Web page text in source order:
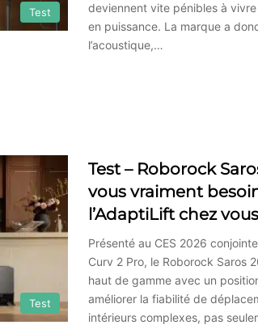
Test
deviennent vite pénibles à vivre
en puissance. La marque a
l’acoustique,…
Test
Test – Roborock
vous vraiment
l’AdaptiLift chez
Présenté au CES 2026
Curv 2 Pro, le Roborock Saros
haut de gamme avec un
améliorer la fiabilité de
intérieurs complexes, pas